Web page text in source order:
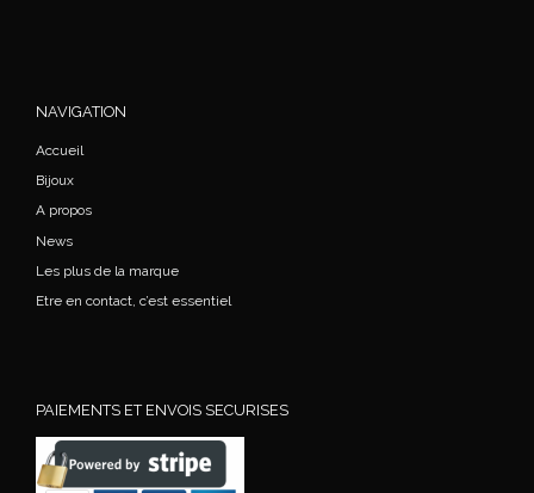
NAVIGATION
Accueil
Bijoux
A propos
News
Les plus de la marque
Etre en contact, c’est essentiel
PAIEMENTS ET ENVOIS SECURISES